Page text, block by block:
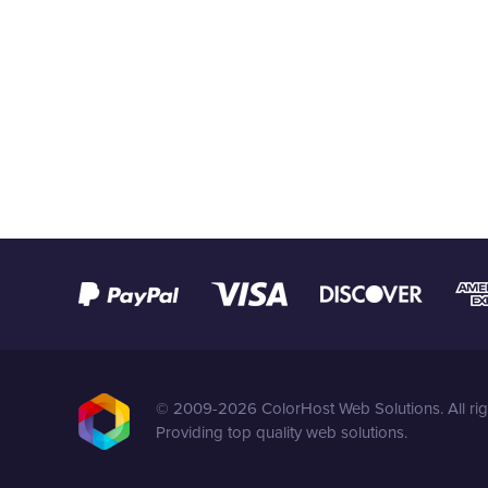
© 2009-2026 ColorHost Web Solutions. All
Providing top quality web solutions.